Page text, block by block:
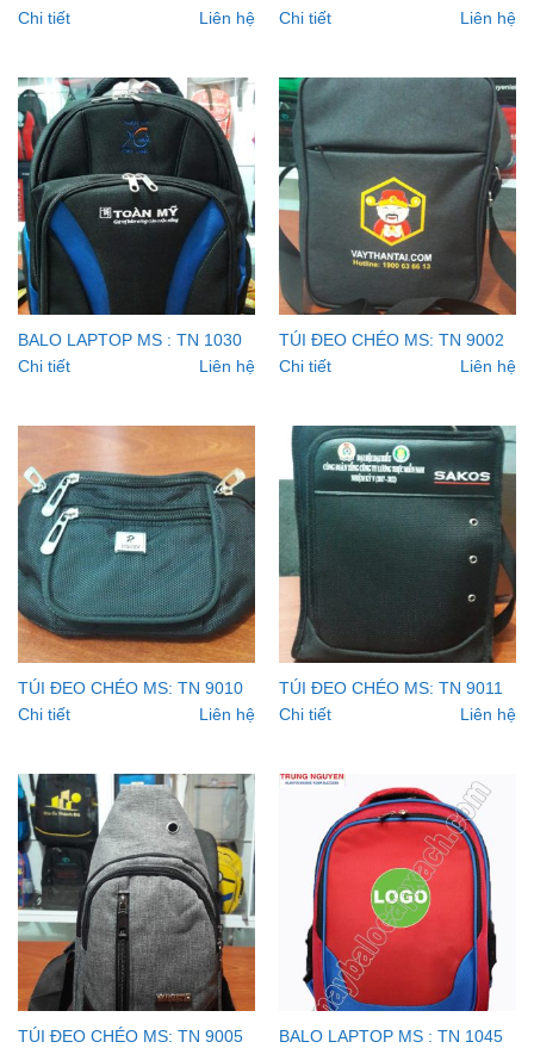
Chi tiết
Liên hệ
Chi tiết
Liên hệ
BALO LAPTOP MS : TN 1030
Chi tiết
Liên hệ
TÚI ĐEO CHÉO MS: TN 9002
Chi tiết
Liên hệ
TÚI ĐEO CHÉO MS: TN 9010
Chi tiết
Liên hệ
TÚI ĐEO CHÉO MS: TN 9011
Chi tiết
Liên hệ
TÚI ĐEO CHÉO MS: TN 9005
BALO LAPTOP MS : TN 1045